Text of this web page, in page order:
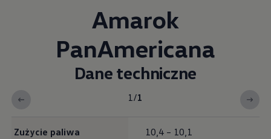
Amarok
PanAmericana
Dane techniczne
1/1
Zużycie paliwa
10,4 – 10,1